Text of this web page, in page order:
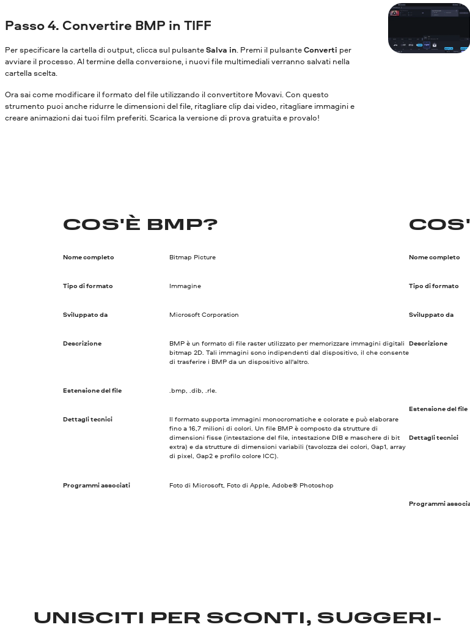
Passo 4. Convertire BMP in TIFF
Per specificare la cartella di output, clicca sul pulsanteSalva in. Premi il pulsanteConverti per
avviare il processo. Al termine della conversione, i nuovi file multimediali verranno salvati nella
cartella scelta.
Ora sai come modificare il formato del file utilizzando il convertitore Movavi. Con questo
strumento puoi anche ridurre le dimensioni del file, ritagliare clip dai video, ritagliare immagini e
creare animazioni dai tuoi film preferiti. Scarica la versione di prova gratuita e provalo!
COS'È BMP?
Nome completo Bitmap Picture
Tipo di formato Immagine
Sviluppato da Microsoft Corporation
Descrizione
BMP è un formato di file raster utilizzato per memorizzare immagini digitali
bitmap 2D. Tali immagini sono indipendenti dal dispositivo, il che consente
di trasferire i BMP da un dispositivo all'altro.
Estensione del file .bmp, .dib, .rle.
Dettagli tecnici
Il formato supporta immagini monocromatiche e colorate e può elaborare
fino a 16,7 milioni di colori. Un file BMP è composto da strutture di
dimensioni fisse (intestazione del file, intestazione DIB e maschere di bit
extra) e da strutture di dimensioni variabili (tavolozza dei colori, Gap1, array
di pixel, Gap2 e profilo colore ICC).
Programmi associati Foto di Microsoft, Foto di Apple, Adobe® Photoshop
Nome completo
Tipo di formato
Sviluppato da
Descrizione
Estensione del file
Dettagli tecnici
Programmi
UNISCITI PER SCONTI, SUGGERI­